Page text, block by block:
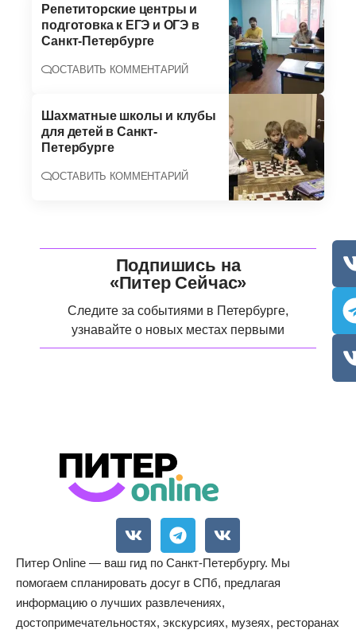
Репетиторские центры и
подготовка к ЕГЭ и ОГЭ в
Санкт-Петербурге
ОСТАВИТЬ КОММЕНТАРИЙ
Шахматные школы и клубы
для детей в Санкт-
Петербурге
ОСТАВИТЬ КОММЕНТАРИЙ
Подпишись на
«Питер Сейчас»
Следите за событиями в Петербурге,
узнавайте о новых местах первыми
Питер Online — ваш гид по Санкт-Петербургу. Мы
помогаем спланировать досуг в СПб, предлагая
информацию о лучших развлечениях,
достопримечательностях, экскурсиях, музеях, ресторанах